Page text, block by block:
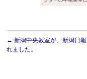
← 新潟中央教室が、新潟日
れました。